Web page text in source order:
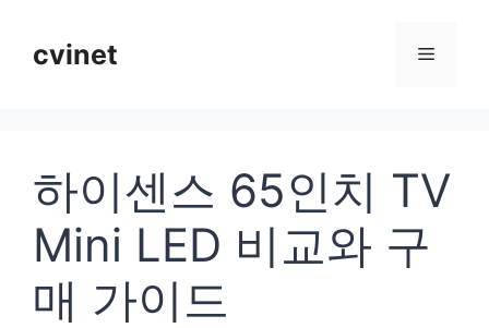
cvinet 메
하이센스 65인치 TV
Mini LED 비교와 구
매 가이드